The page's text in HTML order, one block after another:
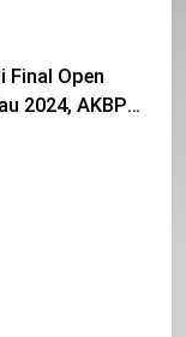
Final Open
2024, AKBP